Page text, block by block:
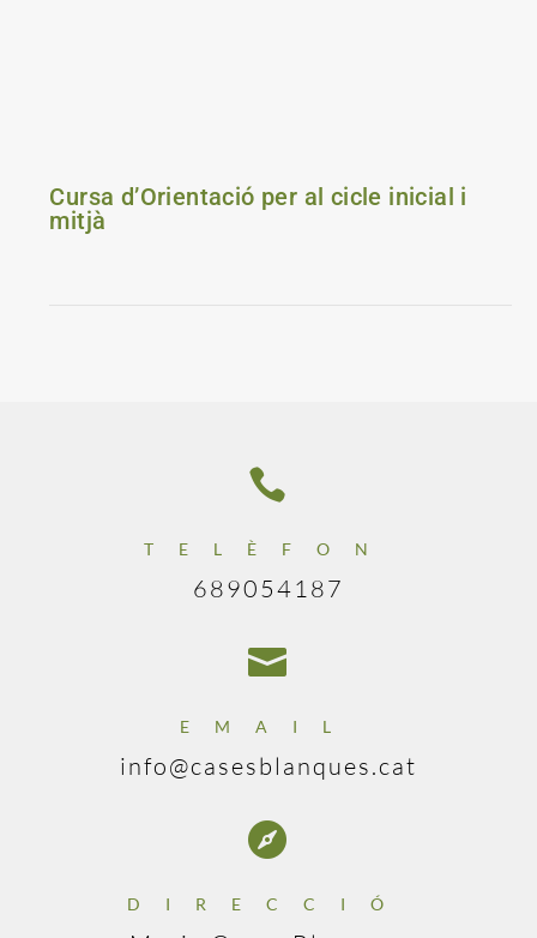
Cursa d’Orientació per al cicle inicial i
mitjà

TELÈFON
689054187

EMAIL
info@casesblanques.cat

DIRECCIÓ